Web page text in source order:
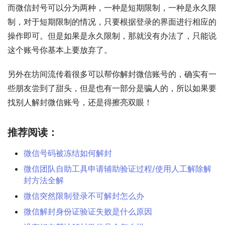
而微信封号可以分为两种，一种是短期限制，一种是永久限
制，对于短期限制的情况，只要根据登录的界面进行相应的
操作即可。但是如果是永久限制，那就没有办法了，只能说
这个账号你基本上要放弃了。
另外在坊间流传着很多可以帮你解封微信账号的，确实有一
些朋友尝到了甜头，但是也有一部分是骗人的，所以如果要
找别人解封微信账号，还是得擦亮双眼！
推荐阅读：
微信号码被冻结如何解封
微信团队自助工具申请辅助验证过程/使用人工解除解
封方法全解
微信突然限制登录不可解封怎么办
微信解封身份证验证失败是什么原因